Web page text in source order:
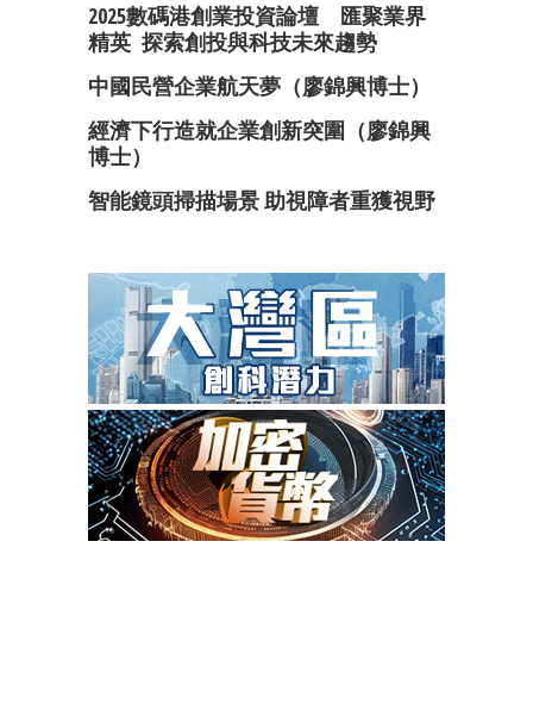
2025數碼港創業投資論壇 匯聚業界
精英 探索創投與科技未來趨勢
中國民營企業航天夢（廖錦興博士）
經濟下行造就企業創新突圍（廖錦興
博士）
智能鏡頭掃描場景 助視障者重獲視野